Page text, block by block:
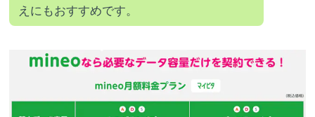
えにもおすすめです。